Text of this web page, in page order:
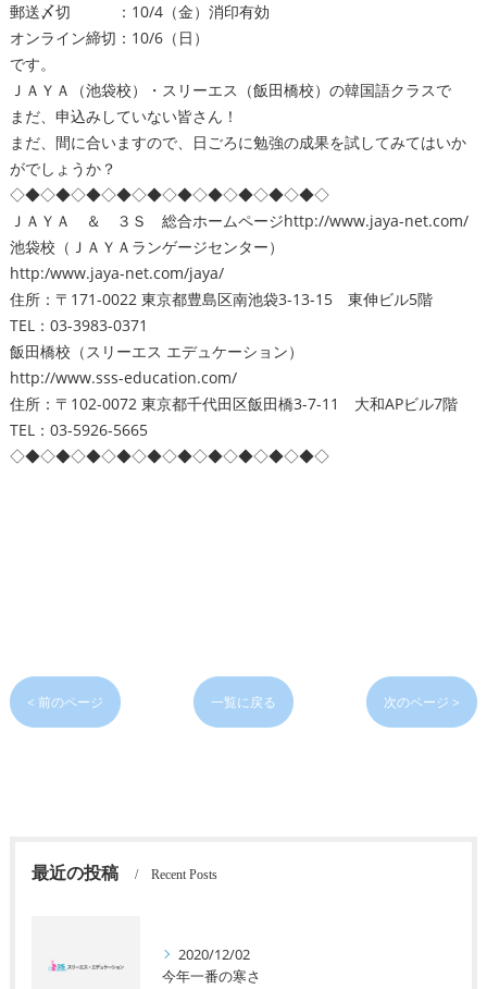
郵送〆切 ：10/4（金）消印有効
オンライン締切：10/6（日）
です。
ＪＡＹＡ（池袋校）・スリーエス（飯田橋校）の韓国語クラスで
まだ、申込みしていない皆さん！
まだ、間に合いますので、日ごろに勉強の成果を試してみてはいか
がでしょうか？
◇◆◇◆◇◆◇◆◇◆◇◆◇◆◇◆◇◆◇◆◇
ＪＡＹＡ ＆ ３Ｓ 総合ホームページhttp://www.jaya-net.com/
池袋校（ＪＡＹＡランゲージセンター）
http:/www.jaya-net.com/jaya/
住所：〒171-0022 東京都豊島区南池袋3-13-15 東伸ビル5階
TEL：03-3983-0371
飯田橋校（スリーエス エデュケーション）
http://www.sss-education.com/
住所：〒102-0072 東京都千代田区飯田橋3-7-11 大和APビル7階
TEL：03-5926-5665
◇◆◇◆◇◆◇◆◇◆◇◆◇◆◇◆◇◆◇◆◇
< 前のページ 一覧に戻る 次のページ >
最近の投稿 Recent Posts
2020/12/02
今年一番の寒さ